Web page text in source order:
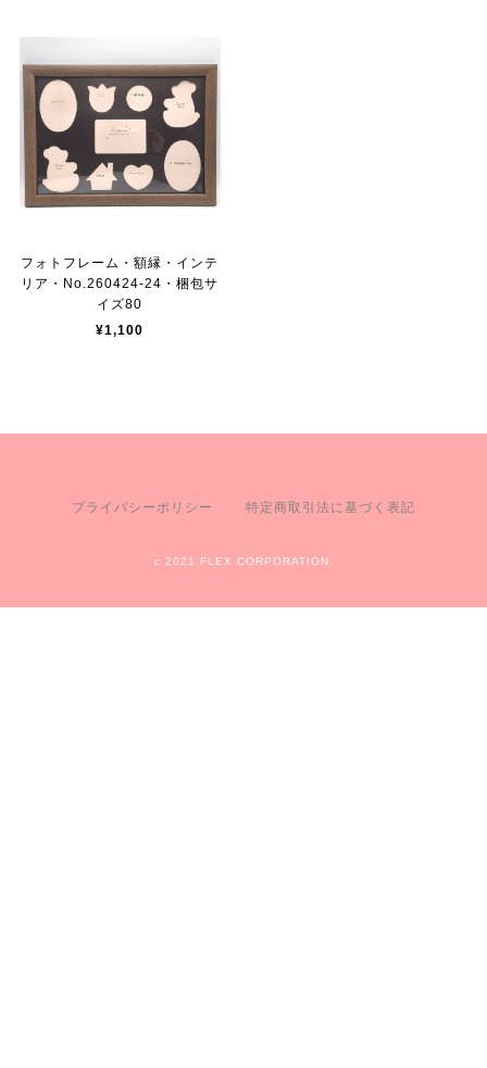
フォトフレーム・額縁・インテ
リア・No.260424-24・梱包サ
イズ80
¥1,100
プライバシーポリシー 特定商取引法に基づく表記
c 2021 FLEX CORPORATION.